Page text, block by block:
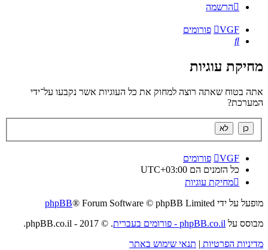
הרשמה
VGF
פורומים
חיפוש
מחיקת עוגיות
אתה בטוח שאתה רוצה למחוק את כל העוגיות אשר נקבעו על־ידי
המערכת?
VGF
פורומים
כל הזמנים הם UTC+03:00
מחיקת עוגיות
מופעל על ידי phpBB® Forum Software © phpBB Limited
מבוסס על phpBB.co.il - פורומים בעברית
. © 2017 - phpBB.co.il.
מדיניות הפרטיות | תנאי שימוש באתר